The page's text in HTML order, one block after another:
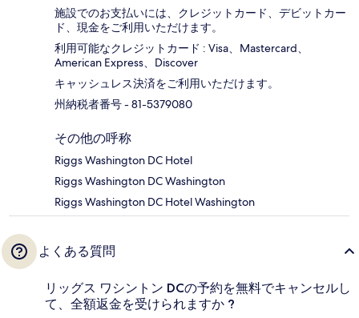
施設でのお支払いには、クレジットカード、デビットカー
ド、現金をご利用いただけます。
利用可能なクレジットカード : Visa、Mastercard、
American Express、Discover
キャッシュレス決済をご利用いただけます。
州納税者番号 - 81-5379080
その他の呼称
Riggs Washington DC Hotel
Riggs Washington DC Washington
Riggs Washington DC Hotel Washington
よくある質問
リッグス ワシントン DCの予約を無料でキャンセルし
て、全額返金を受けられますか ?